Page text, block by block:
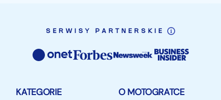
SERWISY PARTNERSKIE
KATEGORIE O MOTOGRATCE